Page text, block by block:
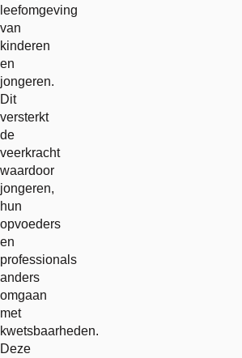
leefomgeving
van
kinderen
en
jongeren.
Dit
versterkt
de
veerkracht
waardoor
jongeren,
hun
opvoeders
en
professionals
anders
omgaan
met
kwetsbaarheden.
Deze